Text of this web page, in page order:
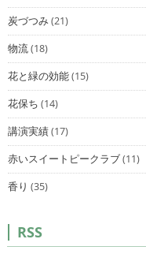
炭づつみ(21)
物流(18)
花と緑の効能(15)
花保ち (14)
講演実績(17)
赤いスイートピークラブ(11)
香り (35)
RSS